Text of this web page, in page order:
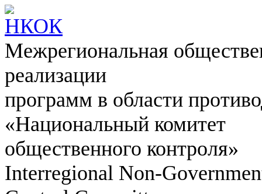
Межрегиональная
реализации
программ в области
«Национальный комитет
общественного контроля»
Interregional Non-